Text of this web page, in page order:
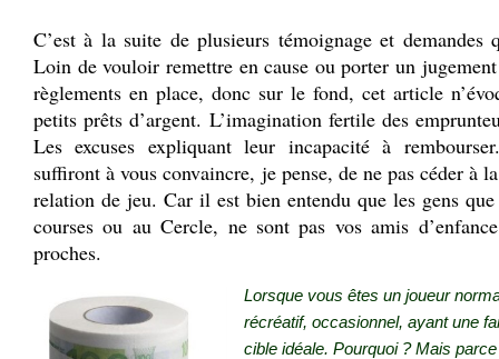
C’est à la suite de plusieurs témoignage et
Loin de vouloir remettre en cause ou porter un
règlements en place, donc sur le fond, cet article
petits prêts d’argent. L’imagination fertile des
Les excuses expliquant leur incapacité à
suffiront à vous convaincre, je pense, de ne pas céder à
relation de jeu. Car il est bien entendu que les gens
courses ou au Cercle, ne sont pas vos amis
proches.
Lorsque vous êtes un joueur
récréatif, occasionnel, ayant une
cible idéale. Pourquoi ? Mais